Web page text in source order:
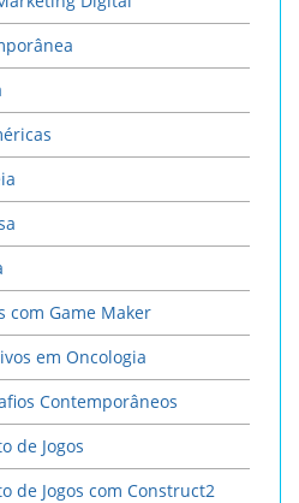
com Game Maker
em Oncologia
Contemporâneos
de Jogos
de Jogos com Construct2